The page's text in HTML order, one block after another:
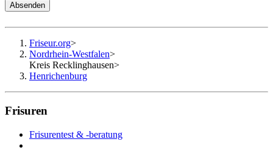
Absenden
Friseur.org>
Nordrhein-Westfalen>
Kreis Recklinghausen>
Henrichenburg
Frisuren
Frisurentest & -beratung